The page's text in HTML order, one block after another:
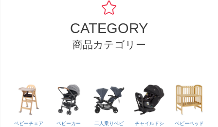
CATEGORY
商品カテゴリー
ベビーチェア ベビーカー
二人乗りベビ
チャイルドシ
ベビーベッド